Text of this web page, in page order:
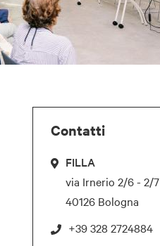
Contatti
FILLA
via Irnerio 2/6 - 2/7
40126 Bologna
+39 328 2724884